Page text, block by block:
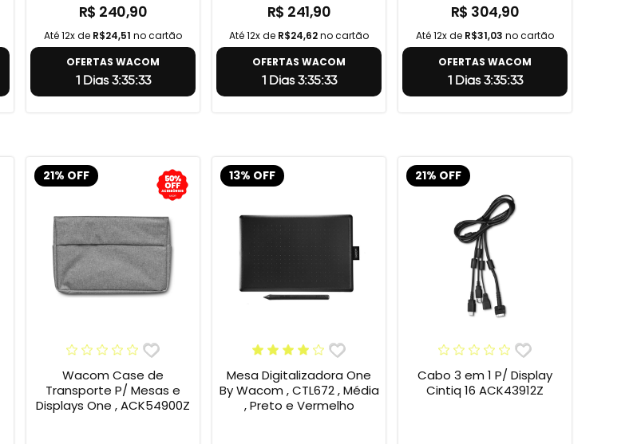
R$ 240,90
Até 12x de R$24,51 no cartão
OFERTAS WACOM
1 Dias 3:35:32
R$ 241,90
Até 12x de R$24,62no cartão
OFERTAS WACOM
1 Dias 3:35:32
R$ 304,90
Até 12x de R$31,03 no cartão
OFERTAS WACOM
1 Dias 3:35:32
21% OFF
Wacom Case de
Transporte P/ Mesas e
Displays One , ACK54900Z
13% OFF
Mesa Digitalizadora One
By Wacom , CTL672 , Média
, Preto e Vermelho
21% OFF
Cabo 3 em 1 P/ Display
Cintiq 16 ACK43912Z